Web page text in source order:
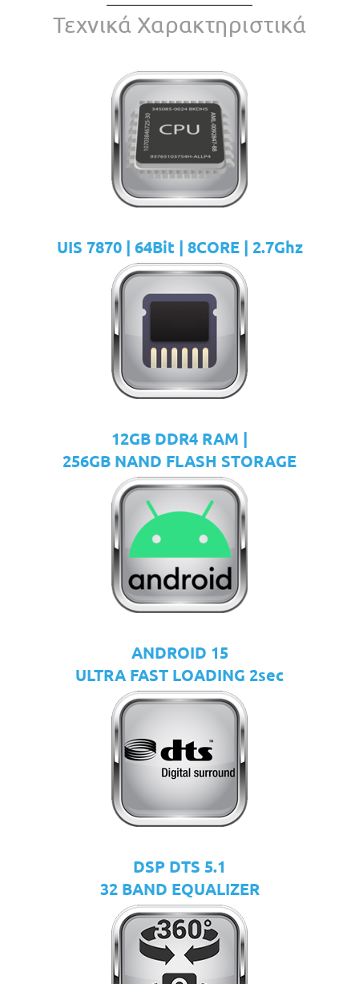
Τεχνικά Χαρακτηριστικά
UIS 7870 | 64Bit | 8CORE | 2.7Ghz
12GB DDR4 RAM |
256GB NAND FLASH STORAGE
ANDROID 15
ULTRA FAST LOADING 2sec
DSP DTS 5.1
32 BAND EQUALIZER